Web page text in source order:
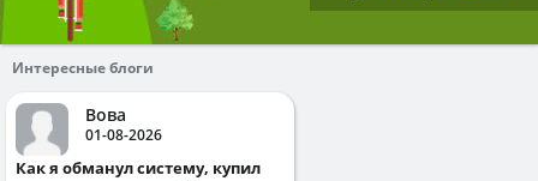
Интересные блоги
Вова
01-08-2026
Как я обманул систему, купил